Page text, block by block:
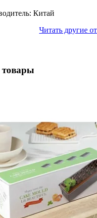
Китай
Читать другие
товары